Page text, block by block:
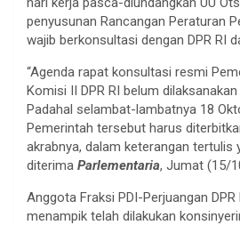
penyusunan Rancangan Peraturan
wajib berkonsultasi dengan DPR RI
“Agenda rapat konsultasi resmi
Komisi II DPR RI belum
Padahal selambat-lambatnya 18
Pemerintah tersebut harus
akrabnya, dalam keterangan tertulis
diterima Parlementaria, Jumat (15/
Anggota Fraksi PDI-Perjuangan
menampik telah dilakukan